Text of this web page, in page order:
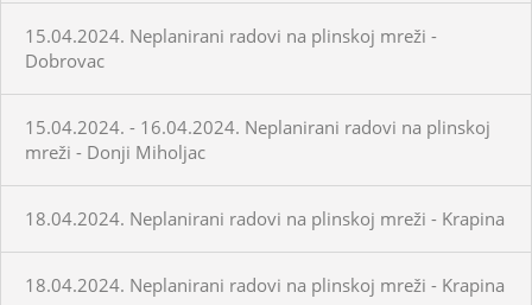
15.04.2024. Neplanirani radovi na plinskoj mreži -
Dobrovac
15.04.2024. - 16.04.2024. Neplanirani radovi na plinskoj
mreži - Donji Miholjac
18.04.2024. Neplanirani radovi na plinskoj mreži - Krapina
18.04.2024. Neplanirani radovi na plinskoj mreži - Krapina